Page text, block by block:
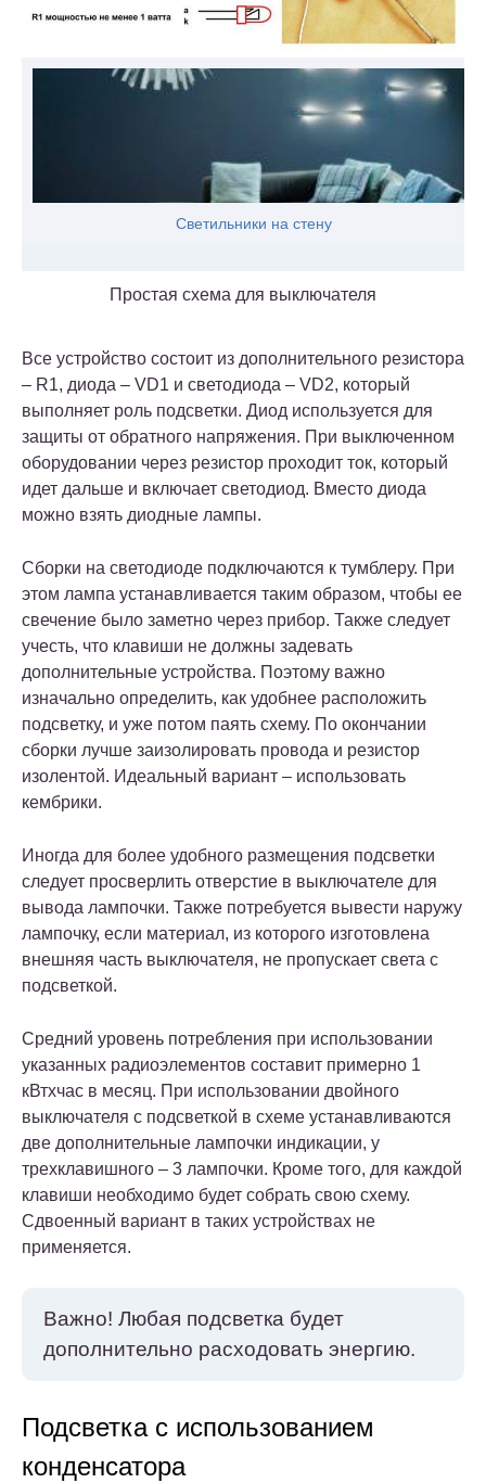
Светильники на стену
Простая схема для выключателя
Все устройство состоит из дополнительного резистора
– R1, диода – VD1 и светодиода – VD2, который
выполняет роль подсветки. Диод используется для
защиты от обратного напряжения. При выключенном
оборудовании через резистор проходит ток, который
идет дальше и включает светодиод. Вместо диода
можно взять диодные лампы.
Сборки на светодиоде подключаются к тумблеру. При
этом лампа устанавливается таким образом, чтобы ее
свечение было заметно через прибор. Также следует
учесть, что клавиши не должны задевать
дополнительные устройства. Поэтому важно
изначально определить, как удобнее расположить
подсветку, и уже потом паять схему. По окончании
сборки лучше заизолировать провода и резистор
изолентой. Идеальный вариант – использовать
кембрики.
Иногда для более удобного размещения подсветки
следует просверлить отверстие в выключателе для
вывода лампочки. Также потребуется вывести наружу
лампочку, если материал, из которого изготовлена
внешняя часть выключателя, не пропускает света с
подсветкой.
Средний уровень потребления при использовании
указанных радиоэлементов составит примерно 1
кВтхчас в месяц. При использовании двойного
выключателя с подсветкой в схеме устанавливаются
две дополнительные лампочки индикации, у
трехклавишного – 3 лампочки. Кроме того, для каждой
клавиши необходимо будет собрать свою схему.
Сдвоенный вариант в таких устройствах не
применяется.
Важно! Любая подсветка будет
дополнительно расходовать энергию.
Подсветка с использованием
конденсатора